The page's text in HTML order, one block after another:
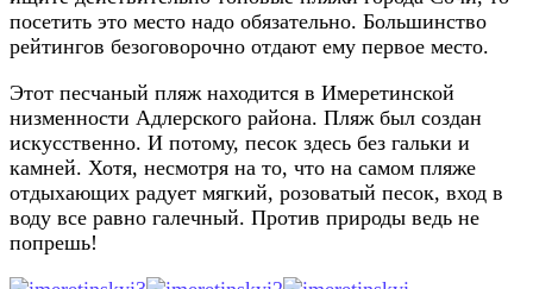
посетить это место надо обязательно. Большинство
рейтингов безоговорочно отдают ему первое место.
Этот песчаный пляж находится в Имеретинской
низменности Адлерского района. Пляж был создан
искусственно. И потому, песок здесь без гальки и
камней. Хотя, несмотря на то, что на самом пляже
отдыхающих радует мягкий, розоватый песок, вход в
воду все равно галечный. Против природы ведь не
попрешь!